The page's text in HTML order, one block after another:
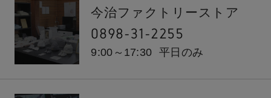
今治ファクトリーストア
0898-31-2255
9:00～17:30 平日のみ